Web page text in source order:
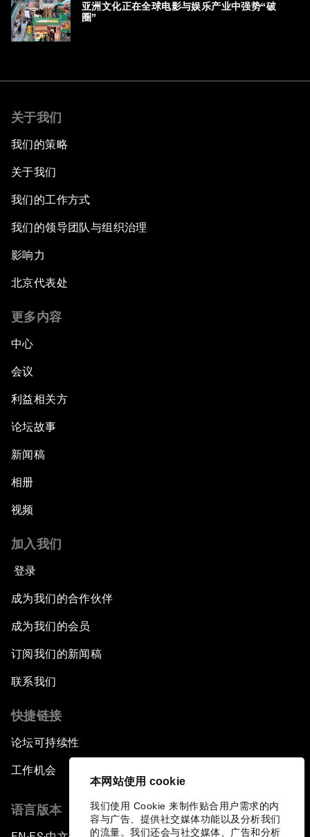
本网站使用 cookie
我们使用 Cookie 来制作贴合用户需求的内
容与广告、提供社交媒体功能以及分析我们
的流量。我们还会与社交媒体、广告和分析
亚洲文化正在全球电影与娱乐产业中强势“破
圈”
关于我们
我们的策略
关于我们
我们的工作方式
我们的领导团队与组织治理
影响力
北京代表处
更多内容
中心
会议
利益相关方
论坛故事
新闻稿
相册
视频
加入我们
登录
成为我们的合作伙伴
成为我们的会员
订阅我们的新闻稿
联系我们
快捷链接
论坛可持续性
工作机会
语言版本